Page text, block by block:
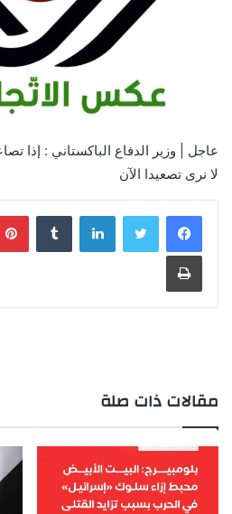
عاجل | وزير الدفاع الباكستاني : إذا
لا نرى تصعيدا الآن
لينكدإن
طباعة
مقالات ذات صلة